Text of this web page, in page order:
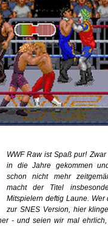
WWF Raw ist Spaß pur!
in die Jahre gekommen
schon nicht mehr
macht der Titel
Mitspielern deftig Laune. Wer
zur SNES Version, hier
- und seien wir mal